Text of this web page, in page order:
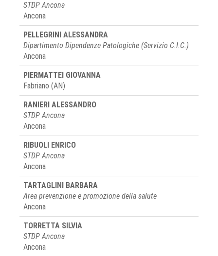
STDP Ancona
Ancona
PELLEGRINI ALESSANDRA
Dipartimento Dipendenze Patologiche (Servizio C.I.C.)
Ancona
PIERMATTEI GIOVANNA
Fabriano (AN)
RANIERI ALESSANDRO
STDP Ancona
Ancona
RIBUOLI ENRICO
STDP Ancona
Ancona
TARTAGLINI BARBARA
Area prevenzione e promozione della salute
Ancona
TORRETTA SILVIA
STDP Ancona
Ancona